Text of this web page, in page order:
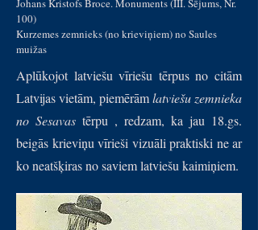
Johans Kristofs Broce. Monuments (III. Sējums, Nr.
100)
Kurzemes zemnieks (no krieviņiem) no Saules
muižas
Aplūkojot latviešu vīriešu tērpus no citām
Latvijas vietām, piemērāmlatviešu zemnieka
no Sesavas tērpu , redzam, ka jau 18.gs.
beigās krieviņu vīrieši vizuāli praktiski ne ar
ko neatšķiras no saviem latviešu kaimiņiem.